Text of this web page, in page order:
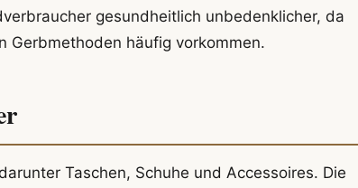
gesundheitlich unbedenklicher, da
Gerbmethoden häufig vorkommen.
Taschen, Schuhe und Accessoires. Die